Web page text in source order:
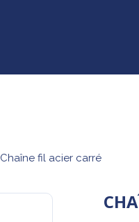
Chaîne fil acier carré